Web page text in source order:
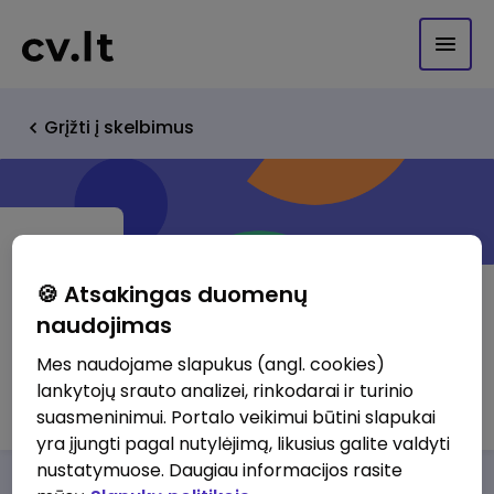
Grįžti į skelbimus
CUJO Baltic, UAB
http://www.cujo.com
🍪 Atsakingas duomenų
naudojimas
Mes naudojame slapukus (angl. cookies)
lankytojų srauto analizei, rinkodarai ir turinio
suasmeninimui. Portalo veikimui būtini slapukai
yra įjungti pagal nutylėjimą, likusius galite valdyti
nustatymuose. Daugiau informacijos rasite